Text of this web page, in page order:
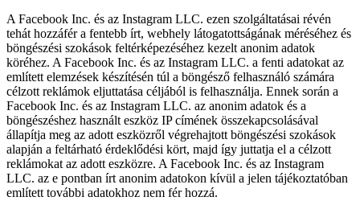
A Facebook Inc. és az Instagram LLC. ezen szolgáltatásai révén
tehát hozzáfér a fentebb írt, webhely látogatottságának méréséhez és
böngészési szokások feltérképezéséhez kezelt anonim adatok
köréhez. A Facebook Inc. és az Instagram LLC. a fenti adatokat az
említett elemzések készítésén túl a böngésző felhasználó számára
célzott reklámok eljuttatása céljából is felhasználja. Ennek során a
Facebook Inc. és az Instagram LLC. az anonim adatok és a
böngészéshez használt eszköz IP címének összekapcsolásával
állapítja meg az adott eszközről végrehajtott böngészési szokások
alapján a feltárható érdeklődési kört, majd így juttatja el a célzott
reklámokat az adott eszközre. A Facebook Inc. és az Instagram
LLC. az e pontban írt anonim adatokon kívül a jelen tájékoztatóban
említett további adatokhoz nem fér hozzá.